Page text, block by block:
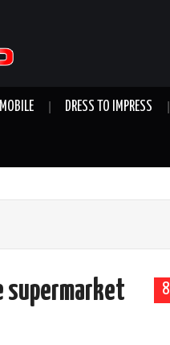
DRESS TO IMPRESS
8
supermarket